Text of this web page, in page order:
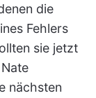
die
Fehlers
sie jetzt
nächsten